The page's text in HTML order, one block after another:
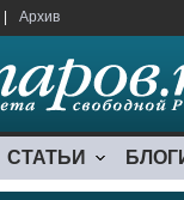
Архив
СТАТЬИ